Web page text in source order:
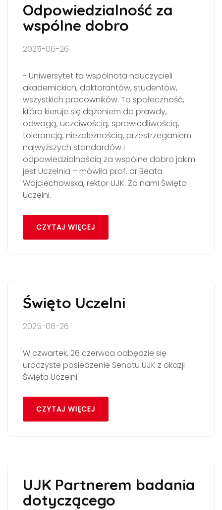
Odpowiedzialność za
wspólne dobro
2025-06-26
- Uniwersytet to wspólnota nauczycieli
akademickich, doktorantów, studentów,
wszystkich pracowników. To społeczność,
która kieruje się dążeniem do prawdy,
odwagą, uczciwością, sprawiedliwością,
tolerancją, niezależnością, przestrzeganiem
najwyższych standardów i
odpowiedzialnością za wspólne dobro jakim
jest Uczelnia – mówiła prof. dr Beata
Wojciechowska, rektor UJK. Za nami Święto
Uczelni.
CZYTAJ WIĘCEJ
Święto Uczelni
2025-06-26
W czwartek, 26 czerwca odbędzie się
uroczyste posiedzenie Senatu UJK z okazji
Święta Uczelni.
CZYTAJ WIĘCEJ
UJK Partnerem badania
dotyczącego